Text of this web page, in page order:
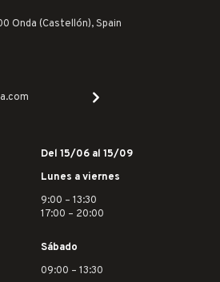
Onda (Castellón), Spain
Del 15/06 al 15/09
Lunes a viernes
9:00 – 13:30
17:00 – 20:00
Sábado
09:00 – 13:30